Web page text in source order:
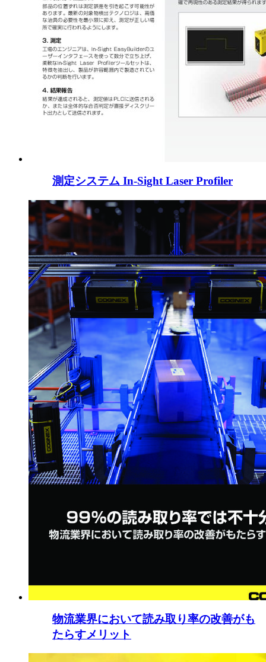
測定システム In-Sight Laser Profiler
物流業界において読み取り率の改善がも
たらすメリット